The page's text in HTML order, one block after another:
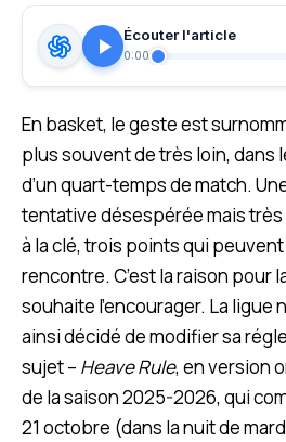
Écouter l'article
0:00
En basket, le geste est
plus souvent de très loin, dans
d’un quart-temps de match.
tentative désespérée mais
à la clé, trois points qui peuvent
rencontre. C’est la raison pour
souhaite l’encourager. La ligue
ainsi décidé de modifier sa
sujet – Heave Rule, en version
de la saison 2025-2026, qui
21 octobre (dans la nuit de